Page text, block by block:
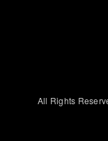
All Rights